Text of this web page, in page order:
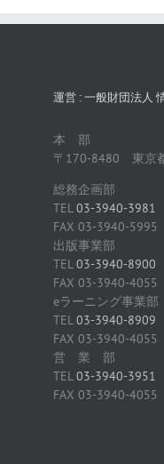
運営 : 一般財団法人
本 部
〒170-8480 東京
総務企画部
TEL03-3940-3981
FAX 03-3940-5995
出版事業部
TEL03-3940-8900
FAX 03-3940-4055
eラーニング事業部
TEL03-3940-8909
FAX 03-3940-4055
営 業 部
TEL03-3940-3951
FAX 03-3940-4055